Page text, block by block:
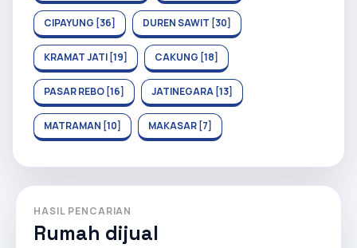
CIPAYUNG [36] DUREN SAWIT [30]
KRAMAT JATI [19] CAKUNG [18]
PASAR REBO [16] JATINEGARA [13]
MATRAMAN [10] MAKASAR [7]
HASIL PENCARIAN
Rumah dijual